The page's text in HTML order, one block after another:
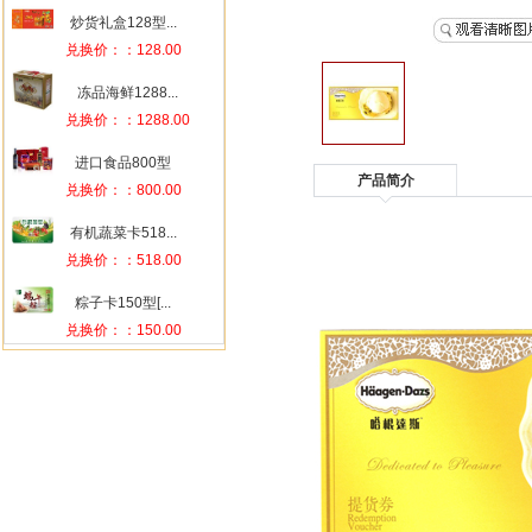
炒货礼盒128型...
兑换价：：128.00
冻品海鲜1288...
兑换价：：1288.00
进口食品800型
兑换价：：800.00
有机蔬菜卡518...
兑换价：：518.00
粽子卡150型[...
兑换价：：150.00